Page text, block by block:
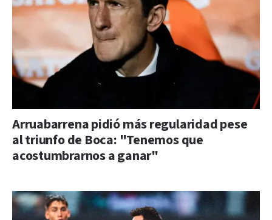
Arruabarrena pidió más regularidad pese
al triunfo de Boca: "Tenemos que
acostumbrarnos a ganar"